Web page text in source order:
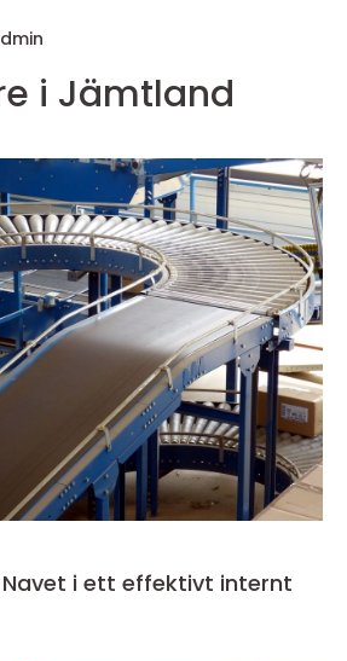
i Jämtland
Navet i ett effektivt internt